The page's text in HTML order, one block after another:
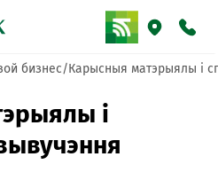
бизнес Карысныя матэрыялы і
і